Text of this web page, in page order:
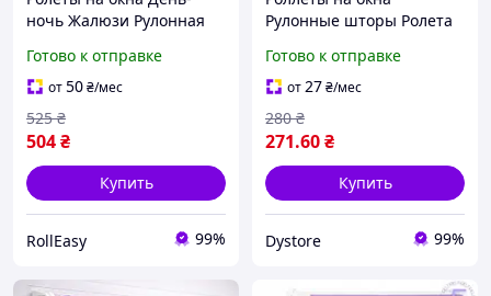
ночь Жалюзи Рулонная
наклон Рулонные шторы
Ролета тканевая лен D-
208 Черный 300мм
Готово к отправке
от50₴/мес
504₴
525 ₴
Купить
RollEasy 99%
Рулонные шторы Ролета
Ролокассеты лен 0011
Синий
Готово к отправке
от27₴/мес
271.60₴
280 ₴
Купить
Dystore 99%